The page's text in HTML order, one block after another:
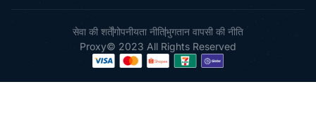
सेवा की शर्तेंगोपनीयता नीतिभुगतान वापसी की नीति
Proxy© 2023 All Rights Reserved